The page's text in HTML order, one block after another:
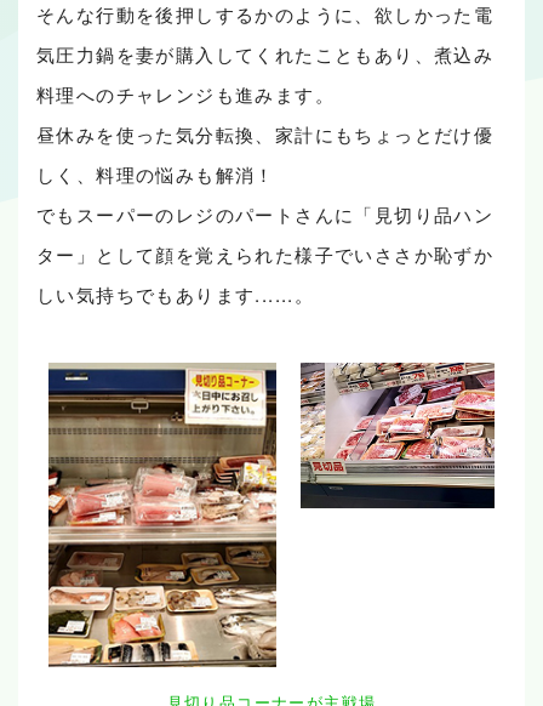
そんな行動を後押しするかのように、欲しかった電
気圧力鍋を妻が購入してくれたこともあり、煮込み
料理へのチャレンジも進みます。
昼休みを使った気分転換、家計にもちょっとだけ優
しく、料理の悩みも解消！
でもスーパーのレジのパートさんに「見切り品ハン
ター」として顔を覚えられた様子でいささか恥ずか
しい気持ちでもあります......。